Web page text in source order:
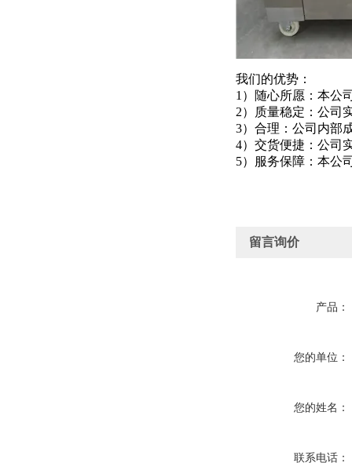
我们的优势：
1）随心所愿：本公
2）质量稳定：公司
3）合理：公司内部
4）交货便捷：公司
5）服务保障：本公
留言询价
产品：
您的单位：
您的姓名：
联系电话：